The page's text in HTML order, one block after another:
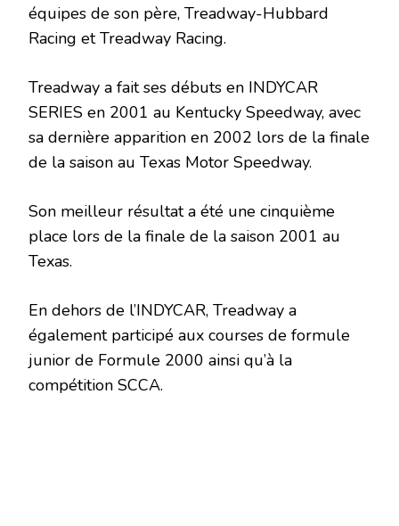
équipes de son père, Treadway-Hubbard
Racing et Treadway Racing.
Treadway a fait ses débuts en INDYCAR
SERIES en 2001 au Kentucky Speedway, avec
sa dernière apparition en 2002 lors de la finale
de la saison au Texas Motor Speedway.
Son meilleur résultat a été une cinquième
place lors de la finale de la saison 2001 au
Texas.
En dehors de l’INDYCAR, Treadway a
également participé aux courses de formule
junior de Formule 2000 ainsi qu’à la
compétition SCCA.